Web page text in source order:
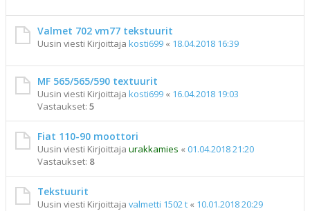
Valmet 702 vm77 tekstuurit
Uusin viesti Kirjoittaja kosti699 « 18.04.2018 16:39
MF 565/565/590 textuurit
Uusin viesti Kirjoittaja kosti699 « 16.04.2018 19:03
Vastaukset: 5
Fiat 110-90 moottori
Uusin viesti Kirjoittaja urakkamies « 01.04.2018 21:20
Vastaukset: 8
Tekstuurit
Uusin viesti Kirjoittaja valmetti 1502 t « 10.01.2018 20:29